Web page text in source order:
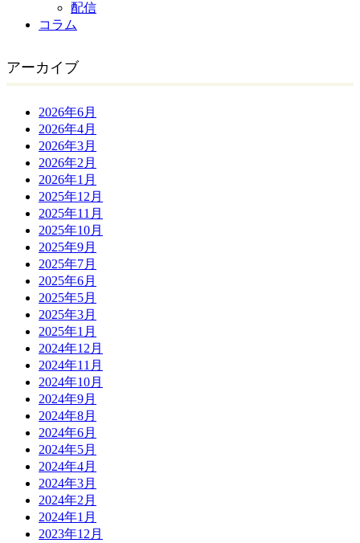
配信
コラム
アーカイブ
2026年6月
2026年4月
2026年3月
2026年2月
2026年1月
2025年12月
2025年11月
2025年10月
2025年9月
2025年7月
2025年6月
2025年5月
2025年3月
2025年1月
2024年12月
2024年11月
2024年10月
2024年9月
2024年8月
2024年6月
2024年5月
2024年4月
2024年3月
2024年2月
2024年1月
2023年12月